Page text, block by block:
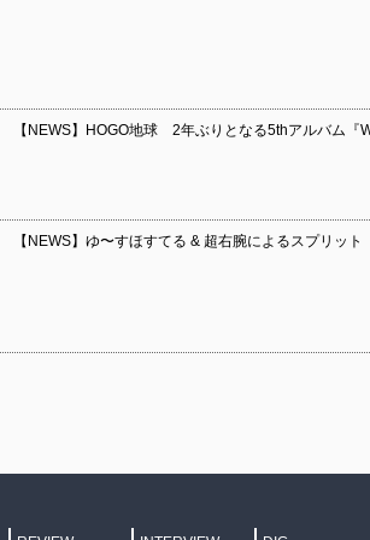
【NEWS】HOGO地球 2年ぶりとなる5thアルバム『
【NEWS】ゆ〜すほすてる & 超右腕によるスプリッ